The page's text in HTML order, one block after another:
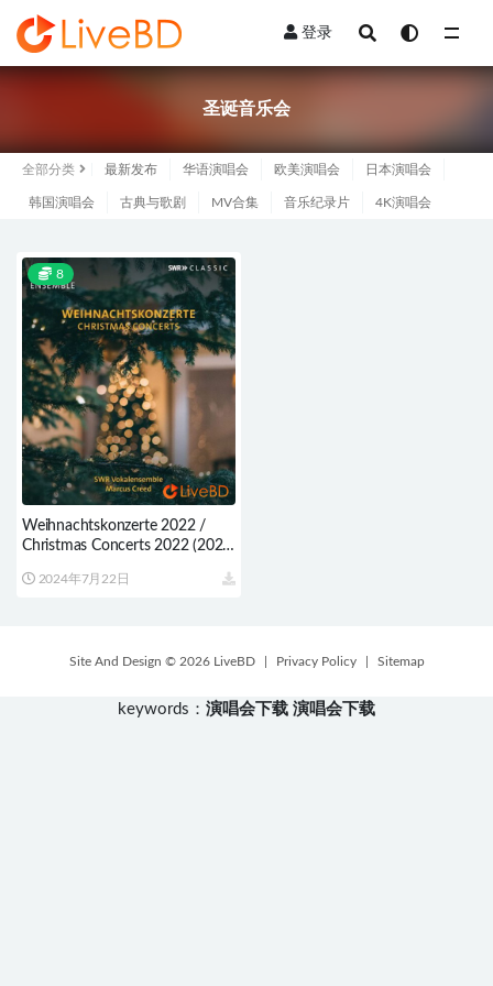
登录
圣诞音乐会
全部分类 最新发布 华语演唱会 欧美演唱会 日本演唱会
韩国演唱会 古典与歌剧 MV合集 音乐纪录片 4K演唱会
8
Weihnachtskonzerte 2022 /
Christmas Concerts 2022 (2022)
2024年7月22日
Site And Design © 2026 LiveBD Privacy Policy Sitemap
keywords： 演唱会下载 演唱会下载